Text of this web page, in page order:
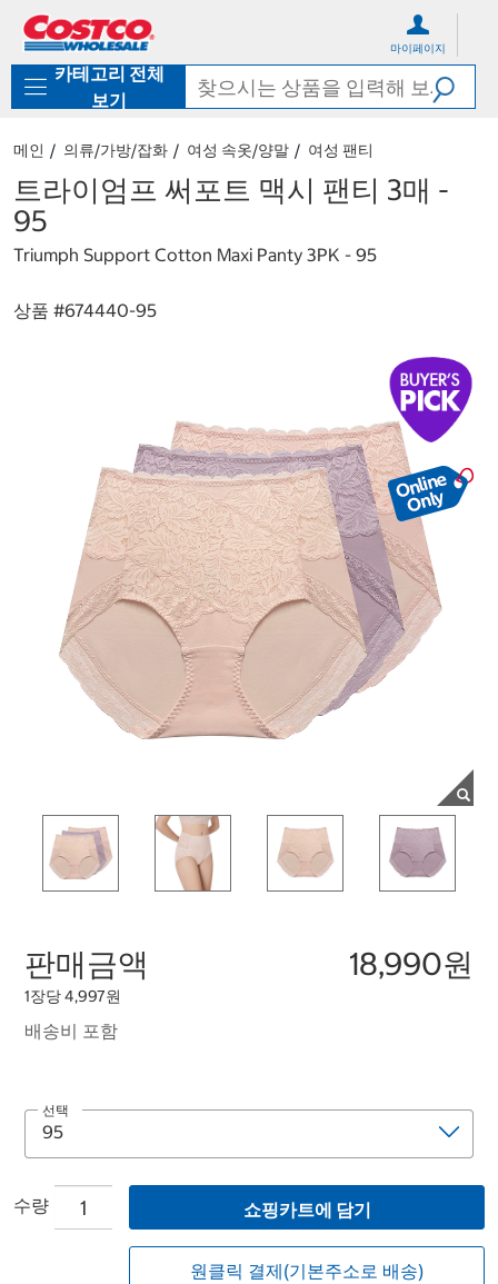
로
기
가
마이페이지
카테고리 전체
보기
메인 의류/가방/잡화 여성 속옷/양말 여성 팬티
트라이엄프 써포트 맥시 팬티 3매 -
95
Triumph Support Cotton Maxi Panty 3PK - 95
상품 #674440-95
판매금액 18,990원
1장당 4,997원
배송비 포함
선택
수량 쇼핑카트에 담기
원클릭 결제(기본주소로 배송)